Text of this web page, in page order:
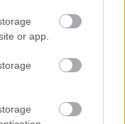
or app.
határon,